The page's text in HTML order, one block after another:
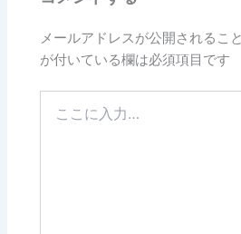
メールアドレスが公開されるこ
が付いている欄は必須項目です